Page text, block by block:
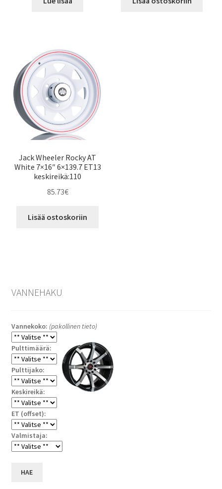
Jack Wheeler Rocky AT
White 7×16″ 6×139.7 ET13
keskireikä:110
85.73€
Lisää ostoskoriin
VANNEHAKU
Vannekoko: (pakollinen tieto)
Pulttimäärä:
Pulttijako:
Keskireikä:
ET (offset):
Valmistaja:
HAE